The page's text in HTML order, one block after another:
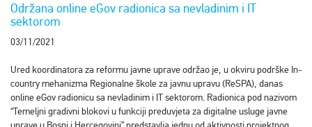
Održana online eGov radionica sa nevladinim i IT
sektorom
03/11/2021
Ured koordinatora za reformu javne uprave održao je, u okviru podrške In-
country mehanizma Regionalne škole za javnu upravu (ReSPA), danas
online eGov radionicu sa nevladinim i IT sektorom. Radionica pod nazivom
“Temeljni gradivni blokovi u funkciji preduvjeta za digitalne usluge javne